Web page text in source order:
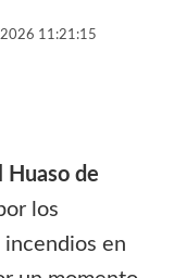
11:21:15
Huaso de
los
incendios en